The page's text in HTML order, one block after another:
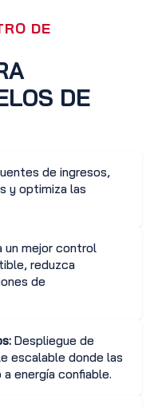
DE
DE
de ingresos,
y optimiza las
un mejor control
reduzca
de
Despliegue de
escalable donde las
energía confiable.